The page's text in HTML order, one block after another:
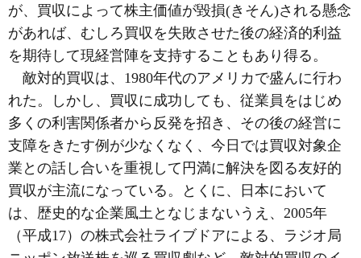
が、買収によって株主価値が毀損(きそん)される懸念
があれば、むしろ買収を失敗させた後の経済的利益
を期待して現経営陣を支持することもあり得る。
敵対的買収は、1980年代のアメリカで盛んに行わ
れた。しかし、買収に成功しても、従業員をはじめ
多くの利害関係者から反発を招き、その後の経営に
支障をきたす例が少なくなく、今日では買収対象企
業との話し合いを重視して円満に解決を図る友好的
買収が主流になっている。とくに、日本において
は、歴史的な企業風土となじまないうえ、2005年
（平成17）の株式会社ライブドアによる、ラジオ局